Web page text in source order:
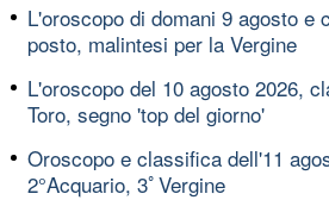
L'oroscopo di domani 9 agosto e
posto, malintesi per la Vergine
L'oroscopo del 10 agosto 2026,
Toro, segno 'top del giorno'
Oroscopo e classifica dell'11
2°Acquario, 3ﾟVergine